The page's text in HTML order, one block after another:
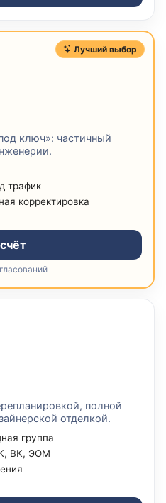
Лучший выбор
ключ»: частичный
трафик
корректировка
полной
отделкой.
группа
ВК, ЭОМ